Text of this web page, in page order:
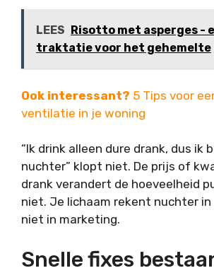
LEES Risotto met asperges -
traktatie voor het gehemelte
Ook interessant? 5 Tips voor
ventilatie in je woning
“Ik drink alleen dure drank, dus ik
nuchter” klopt niet. De prijs of
drank verandert de hoeveelheid
niet. Je lichaam rekent nuchter in
niet in marketing.
Snelle fixes